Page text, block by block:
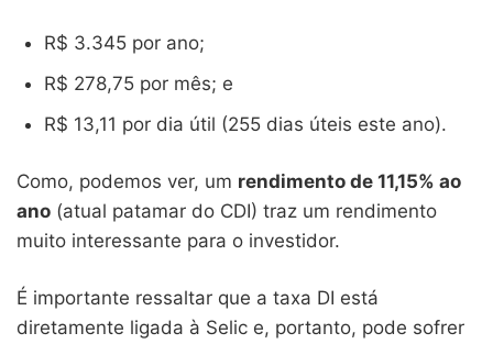
R$ 3.345 por ano;
R$ 278,75 por mês; e
R$ 13,11 por dia útil (255 dias úteis este ano).
Como, podemos ver, um rendimento de 11,15% ao
ano (atual patamar do CDI) traz um rendimento
muito interessante para o investidor.
É importante ressaltar que a taxa DI está
diretamente ligada à Selic e, portanto, pode sofrer